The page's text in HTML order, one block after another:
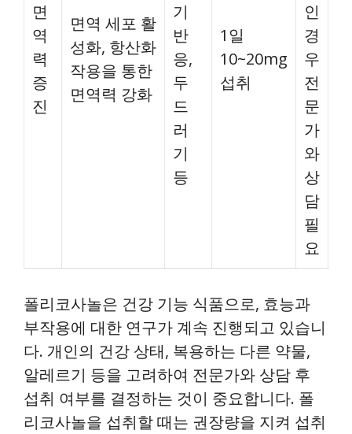
면
역
력
증
진
면역 세포 활
성화, 항산화
작용을 통한
면역력 강화
기
반
응,
두
드
러
기
등
1일
10~20mg
섭취
인
경
우
전
문
가
와
상
담
필
요
폴리코사놀은 건강 기능 식품으로, 효능과
부작용에 대한 연구가 계속 진행되고 있습니
다. 개인의 건강 상태, 복용하는 다른 약물,
알레르기 등을 고려하여 전문가와 상담 후
섭취 여부를 결정하는 것이 중요합니다. 폴
리코사놀을 섭취할 때는 권장량을 지켜 섭취